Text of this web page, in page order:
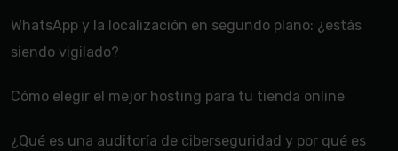
WhatsApp y la localización en segundo plano: ¿estás
siendo vigilado?
Cómo elegir el mejor hosting para tu tienda online
¿Qué es una auditoría de ciberseguridad y por qué es